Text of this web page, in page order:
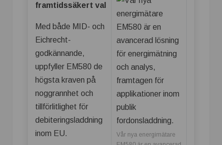
Vår nya energimätare
framtidssäkert val
Med både MID- och
Eichrecht-
godkännande,
uppfyller EM580 de
högsta kraven på
noggrannhet och
tillförlitlighet för
debiteringsladdning
inom EU.